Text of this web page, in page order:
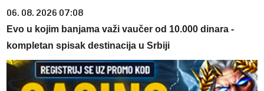
06. 08. 2026 07:08
Evo u kojim banjama važi vaučer od 10.000 dinara -
kompletan spisak destinacija u Srbiji